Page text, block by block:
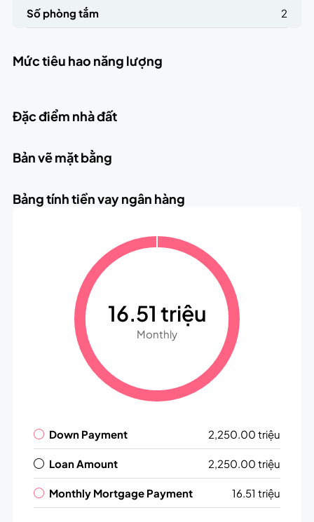
Số phòng tắm 2
Mức tiêu hao năng lượng
Đặc điểm nhà đất
Bản vẽ mặt bằng
Bảng tính tiền vay ngân hàng
16.51 triệu
Monthly
Down Payment 2,250.00 triệu
Loan Amount 2,250.00 triệu
Monthly Mortgage Payment 16.51 triệu